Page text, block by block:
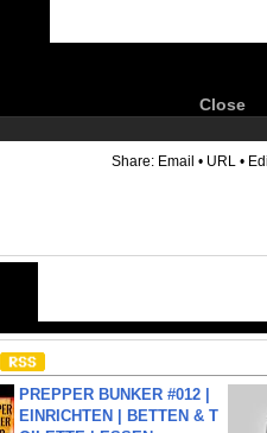
Close
Share: Email • URL •
PREPPER BUNKER #012 |
EINRICHTEN | BETTEN & T